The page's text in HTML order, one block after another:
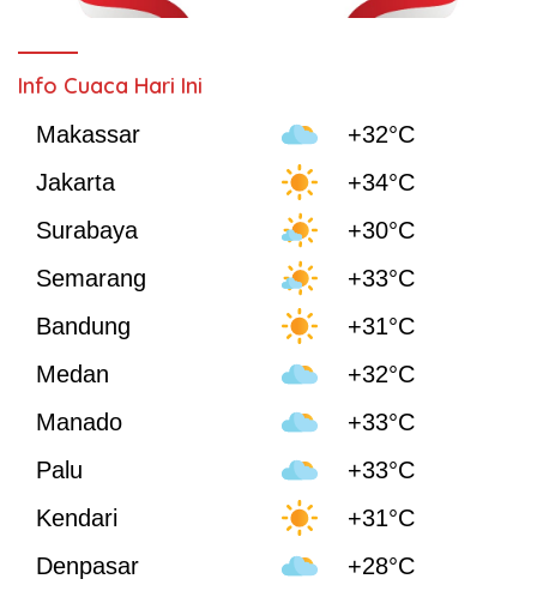
Info Cuaca Hari Ini
Makassar
+32°C
Jakarta
+34°C
Surabaya
+30°C
Semarang
+33°C
Bandung
+31°C
Medan
+32°C
Manado
+33°C
Palu
+33°C
Kendari
+31°C
Denpasar
+28°C